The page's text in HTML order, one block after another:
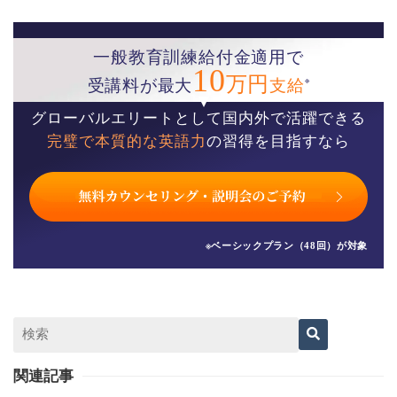
一般教育訓練給付金適用で
受講料が最大 10万円支給※
グローバルエリートとして国内外で活躍できる
完璧で本質的な英語力の習得を目指すなら
※ベーシックプラン（48回）が対象
関連記事